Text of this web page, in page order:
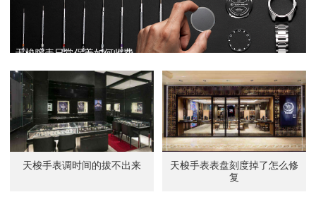
天梭腕表日常保养如何收费
天梭手表调时间的拔不出来
天梭手表表盘刻度掉了怎么修
复